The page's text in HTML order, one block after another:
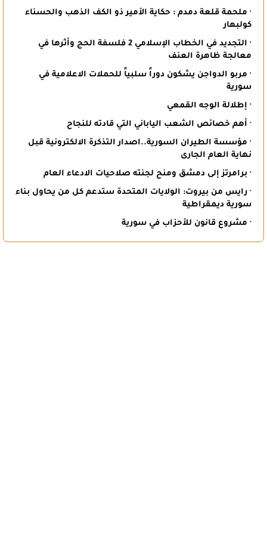
· ملحمة قلعة دمدم : حكاية الأمير ذو الكف الذهب والحسناء
كولبهار
· التجديد في الخطاب الإسلامي 2 فلسفة الحج وأثرها في
معالجة ظاهرة العنف
· مربو الدواجن يشكون دوراً سلبياً للحملات الاعلامية في
سورية
· إطلالة الوجه القمعي
· أهم خصائص الشعب الياباني التي قادته للنجاح
· مؤسسة الطيران السورية..اصدار التذكرة الالكترونية قبل
نهاية العام الجارى
· برامرتز إلى دمشق ومنح لجنته صلاحيات الادعاء العام
· رايس من بيروت: الولايات المتحدة ستدعم كل من يحاول بناء
سورية ديمقراطية
· مشروع قانون للأحزاب في سورية